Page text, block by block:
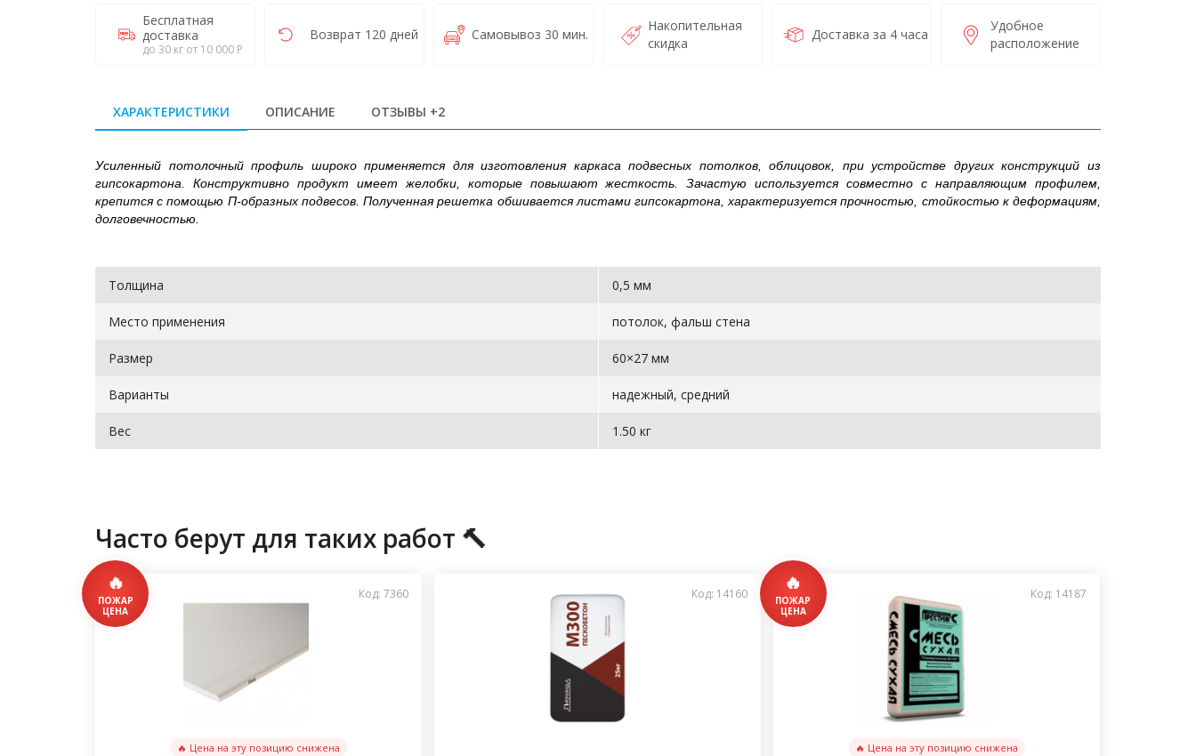
Бесплатная
доставка
до 30 кг от 10 000 Р
Возврат 120 дней Самовывоз 30 мин.
Накопительная
скидка
Доставка за 4 часа
Удобное
расположение
ХАРАКТЕРИСТИКИ ОПИСАНИЕ ОТЗЫВЫ +2
Усиленный потолочный профиль широко применяется для изготовления каркаса подвесных потолков, облицовок, при устройстве других конструкций из
гипсокартона. Конструктивно продукт имеет желобки, которые повышают жесткость. Зачастую используется совместно с направляющим профилем,
крепится с помощью П-образных подвесов. Полученная решетка обшивается листами гипсокартона, характеризуется прочностью, стойкостью к деформациям,
долговечностью.
Толщина 0,5 мм
Место применения потолок, фальш стена
Размер 60×27 мм
Варианты надежный, средний
Вес 1.50 кг
Часто берут для таких работ 🔨
Код: 7360
🔥 Цена на эту позицию снижена
Код: 14160 Код: 14187
🔥 Цена на эту позицию снижена